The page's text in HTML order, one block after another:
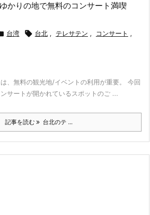
かりの地で無料のコンサート満喫
台湾  台北 , テレサテン , コンサート ,
、無料の観光地/イベントの利用が重要。 今回
サートが開かれているスポットのご ...
記事を読む 台北のテ ...